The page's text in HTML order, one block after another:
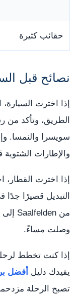
حقائب كثيرة
نصائح قبل
إذا اخترت
الطريق، وتأكد
سويسرا والنمسا.
والإطارات الشتوية
إذا اخترت
التبديل قصيرًا
وصلت مساءً.
إذا كنت تخطط
يفيدك دليل أفضل
تصبح الرحلة